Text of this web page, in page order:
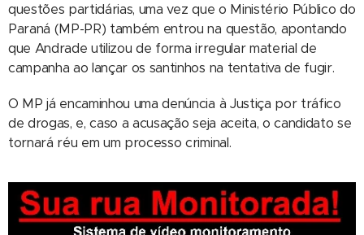
questões partidárias, uma vez que o Ministério Público do
Paraná (MP-PR) também entrou na questão, apontando
que Andrade utilizou de forma irregular material de
campanha ao lançar os santinhos na tentativa de fugir.
O MP já encaminhou uma denúncia à Justiça por tráfico
de drogas, e, caso a acusação seja aceita, o candidato se
tornará réu em um processo criminal.